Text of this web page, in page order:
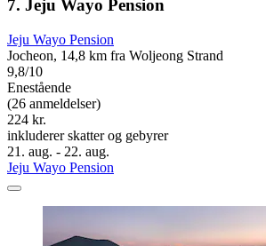
7. Jeju Wayo Pension
Jeju Wayo Pension
Jocheon, 14,8 km fra Woljeong Strand
9,8/10
Enestående
(26 anmeldelser)
224 kr.
inkluderer skatter og gebyrer
21. aug. - 22. aug.
Jeju Wayo Pension